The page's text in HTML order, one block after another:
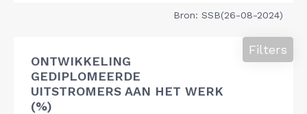
Bron: SSB(26-08-2024)
ONTWIKKELING
GEDIPLOMEERDE
UITSTROMERS AAN HET WERK
(%)
Filters